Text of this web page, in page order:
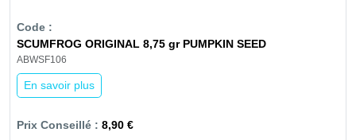
SCUMFROG ORIGINAL 8,75 gr PUMPKIN SEED
ABWSF106
En savoir plus
8,90 €